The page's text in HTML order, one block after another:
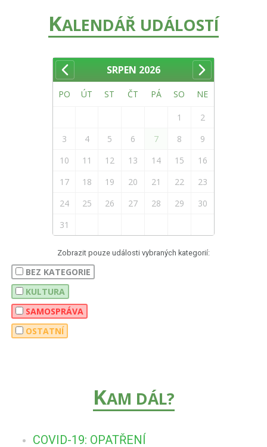
KALENDÁŘ UDÁLOSTÍ
SRPEN 2026
PO ÚT ST ČT PÁ SO NE
1
2
3
4 5 6 7 8
9
10
11 12 13 14 15
16
17
18 19 20 21 22
23
24
25 26 27 28 29
30
31
Zobrazit pouze události vybraných kategorií:
BEZ KATEGORIE
KULTURA
SAMOSPRÁVA
OSTATNÍ
KAM DÁL?
COVID-19: OPATŘENÍ